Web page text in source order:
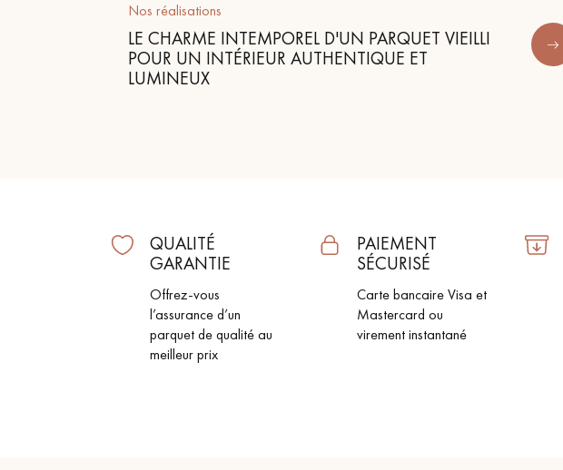
Nos réalisations
LE CHARME INTEMPOREL D'UN PARQUET VIEILLI
POUR UN INTÉRIEUR AUTHENTIQUE ET
LUMINEUX
QUALITÉ
GARANTIE
Offrez-vous
l’assurance d’un
parquet de qualité au
meilleur prix
PAIEMENT
SÉCURISÉ
Carte bancaire Visa et
Mastercard ou
virement instantané